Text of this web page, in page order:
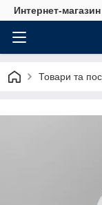
Интернет-
Товари та